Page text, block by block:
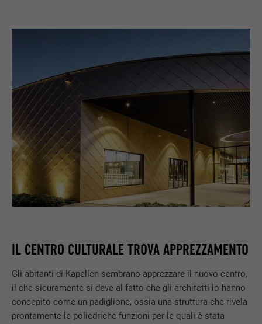
IL CENTRO CULTURALE TROVA APPREZZAMENTO
Gli abitanti di Kapellen sembrano apprezzare il nuovo centro,
il che sicuramente si deve al fatto che gli architetti lo hanno
concepito come un padiglione, ossia una struttura che rivela
prontamente le poliedriche funzioni per le quali è stata